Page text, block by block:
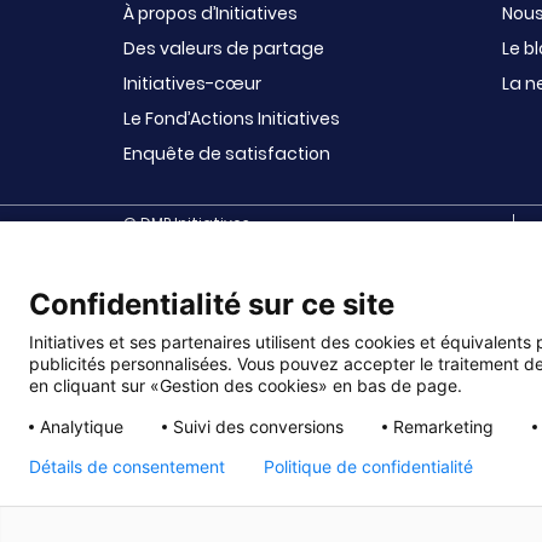
À propos d’Initiatives
Des valeurs de partage
Initiatives-cœur
Le Fond’Actions Initiatives
Enquête de satisfaction
Le
La
© DMP Initiatives
Initiatives est le spécialiste français des solutions
maternelles, aux collèges et lycées, aux associations
sportives (UGSEL, USEP, AS …), aux bureaux des
3ème âge, à fonds publics, à fonds privés, comités
Confidentialité sur ce site
Initiatives et ses partenaires utilisent des cookies et
publicités personnalisées. Vous pouvez accepter le traitement
en cliquant sur «Gestion des cookies» en bas de page.
Analytique
Suivi des conversions Remarketing
Détails de consentement Politique de confidentialité